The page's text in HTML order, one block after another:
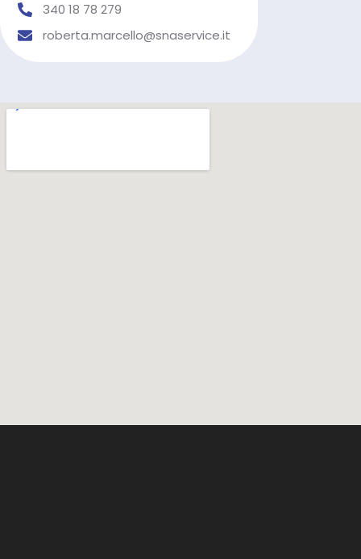
340 18 78 279
roberta.marcello@snaservice.it